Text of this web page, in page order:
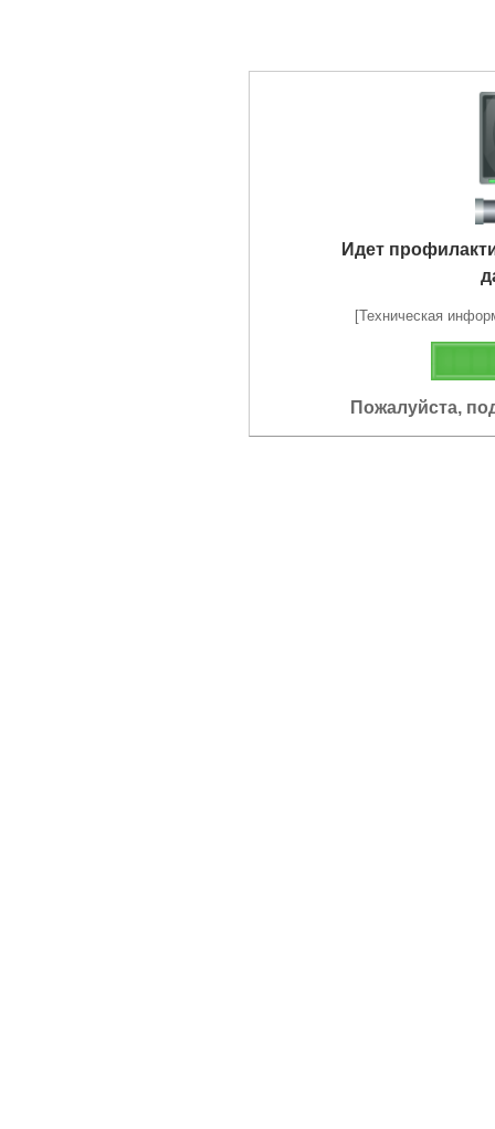
Идет
[Техническая
Пожалуйста,